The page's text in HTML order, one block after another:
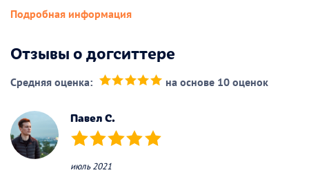
Подробная информация
Отзывы о догситтере
Средняя оценка: на основе 10 оценок
Павел С.
(*) (*) (*) (*) (*)
июль 2021